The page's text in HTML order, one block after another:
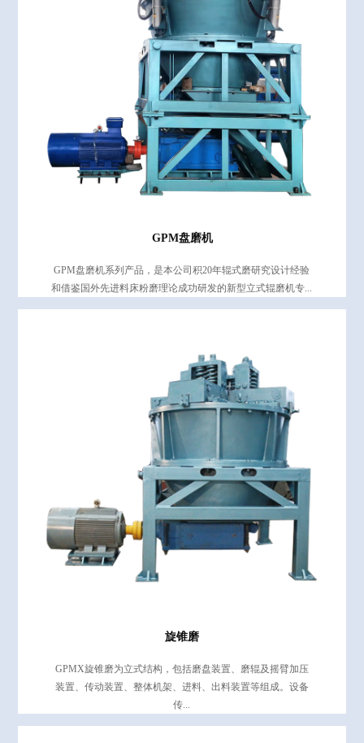
GPM盘磨机
GPM盘磨机系列产品，是本公司积20年辊式磨研究设计经验
和借鉴国外先进料床粉磨理论成功研发的新型立式辊磨机专...
旋锥磨
GPMX旋锥磨为立式结构，包括磨盘装置、磨辊及摇臂加压
装置、传动装置、整体机架、进料、出料装置等组成。设备
传...